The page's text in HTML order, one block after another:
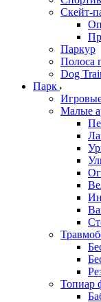
Скейт-
Паркур
Полоса
Dog
Парк
Малые
Топиар